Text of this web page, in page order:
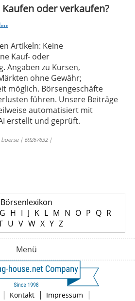
oder verkaufen?
Artikeln: Keine
Kauf- oder
Angaben zu Kursen,
ohne Gewähr;
möglich. Börsengeschäfte
führen. Unsere Beiträge
automatisiert mit
erstellt und geprüft.
boerse | 69267632 |
Börsenlexikon
G H I J K L M N O P Q R
U V W X Y Z
Menü
| Kontakt | Impressum |